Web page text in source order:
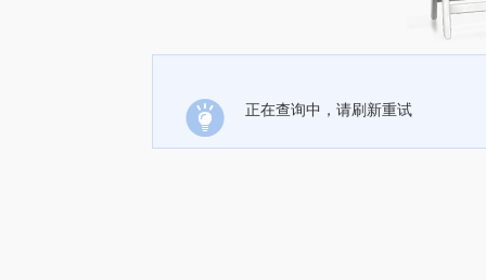
正在查询中，请刷新重试